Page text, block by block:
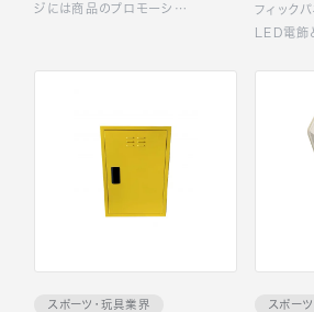
ジには商品のプロモーシ…
フィック
LED電
スポーツ・玩具業界 スポー